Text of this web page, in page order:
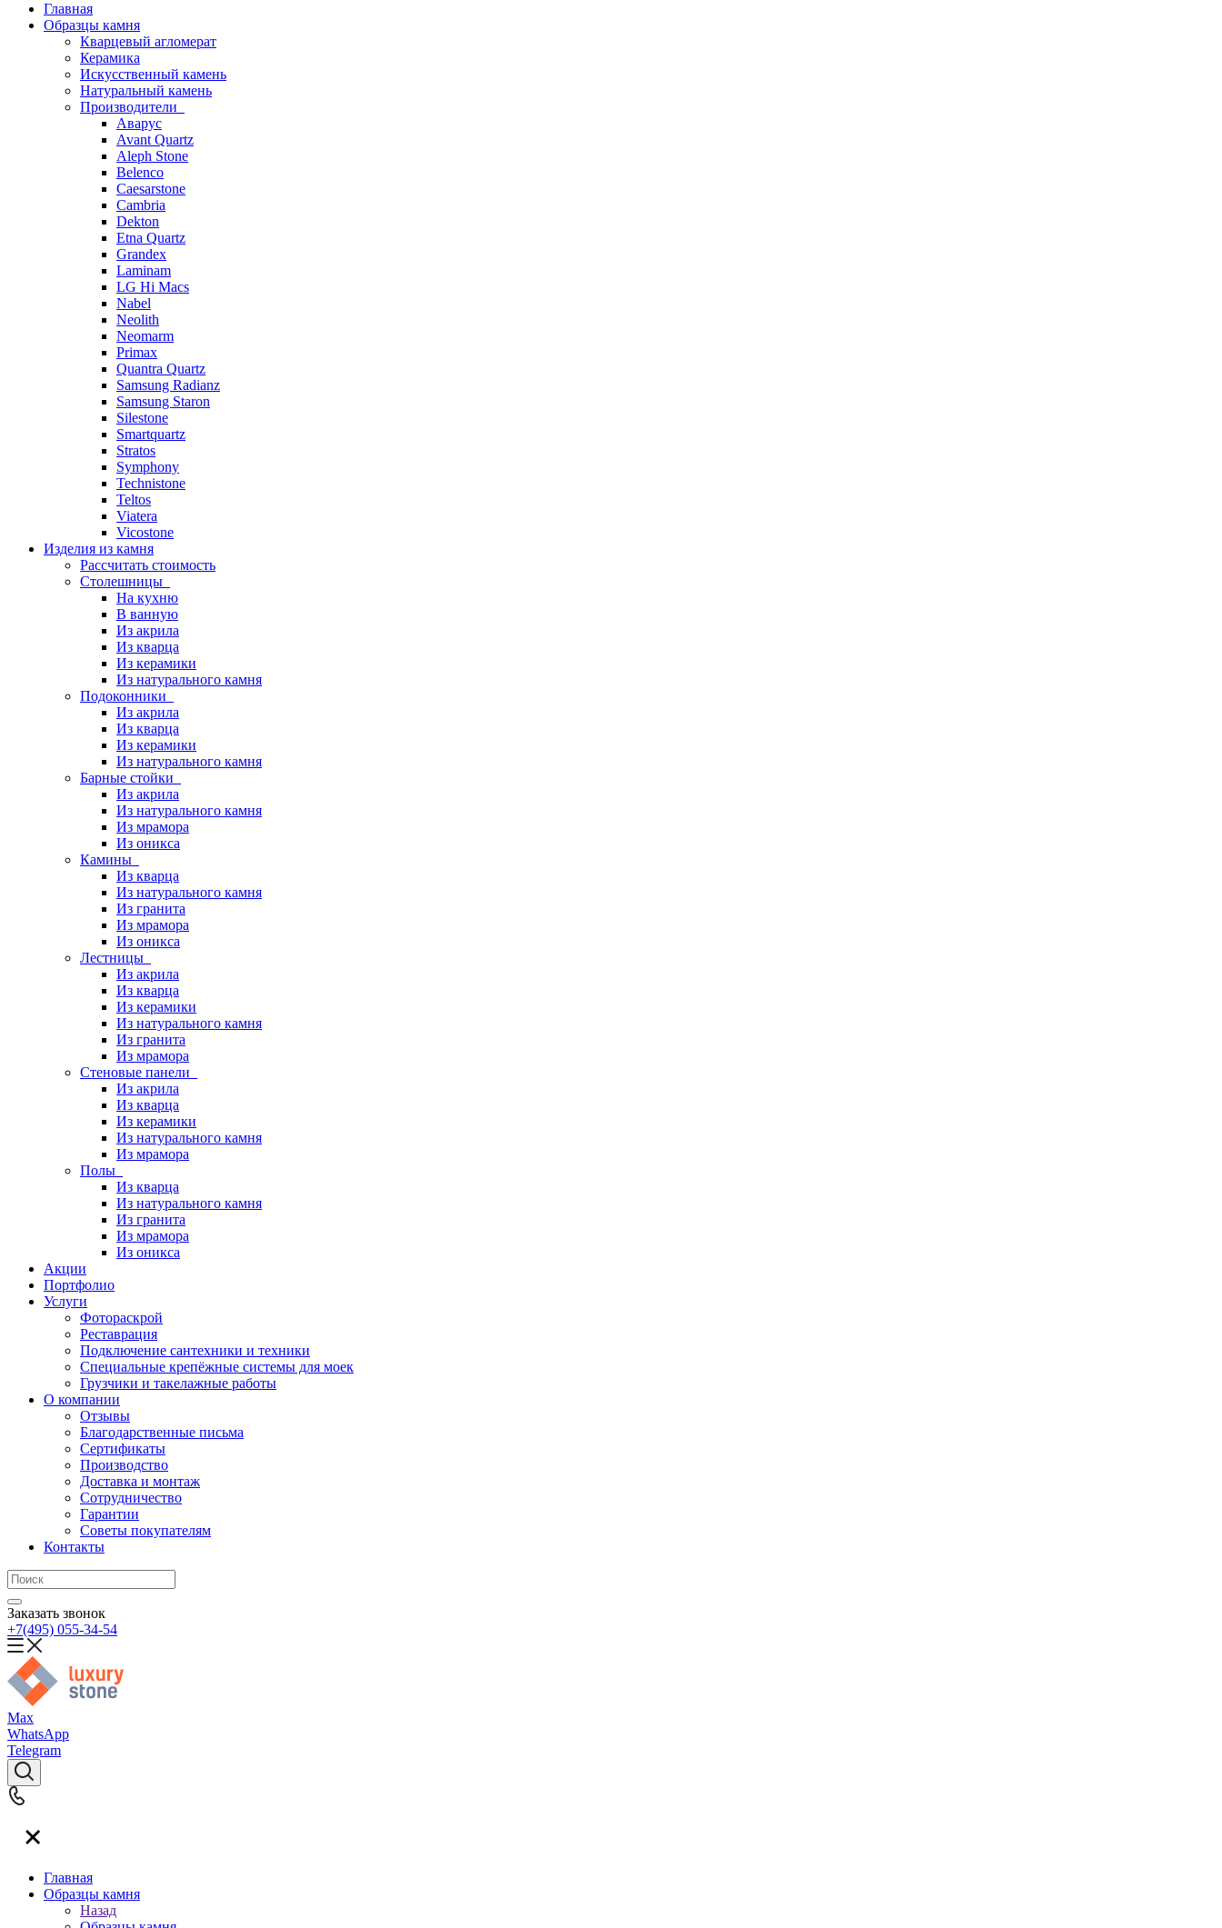
Главная
Образцы камня
Кварцевый агломерат
Керамика
Искусственный камень
Натуральный камень
Производители
Аварус
Avant Quartz
Aleph Stone
Belenco
Caesarstone
Cambria
Dekton
Etna Quartz
Grandex
Laminam
LG Hi Macs
Nabel
Neolith
Neomarm
Primax
Quantra Quartz
Samsung Radianz
Samsung Staron
Silestone
Smartquartz
Stratos
Symphony
Technistone
Teltos
Viatera
Vicostone
Изделия из камня
Рассчитать стоимость
Столешницы
На кухню
В ванную
Из акрила
Из кварца
Из керамики
Из натурального камня
Подоконники
Из акрила
Из кварца
Из керамики
Из натурального камня
Барные стойки
Из акрила
Из натурального камня
Из мрамора
Из оникса
Камины
Из кварца
Из натурального камня
Из гранита
Из мрамора
Из оникса
Лестницы
Из акрила
Из кварца
Из керамики
Из натурального камня
Из гранита
Из мрамора
Стеновые панели
Из акрила
Из кварца
Из керамики
Из натурального камня
Из мрамора
Полы
Из кварца
Из натурального камня
Из гранита
Из мрамора
Из оникса
Акции
Портфолио
Услуги
Фотораскрой
Реставрация
Подключение сантехники и техники
Специальные крепёжные системы для моек
Грузчики и такелажные работы
О компании
Отзывы
Благодарственные письма
Сертификаты
Производство
Доставка и монтаж
Сотрудничество
Гарантии
Советы покупателям
Контакты
Заказать звонок
+7(495) 055-34-54
Max
WhatsApp
Telegram
Главная
Образцы камня
Назад